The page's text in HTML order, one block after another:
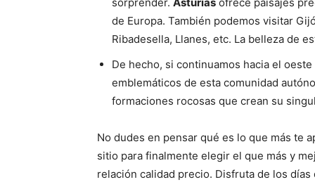
de Europa. También podemos visitar
Ribadesella, Llanes, etc. La belleza de
De hecho, si continuamos hacia el
emblemáticos de esta comunidad
formaciones rocosas que crean su
No dudes en pensar qué es lo que más te
sitio para finalmente elegir el que más y
relación calidad precio. Disfruta de los